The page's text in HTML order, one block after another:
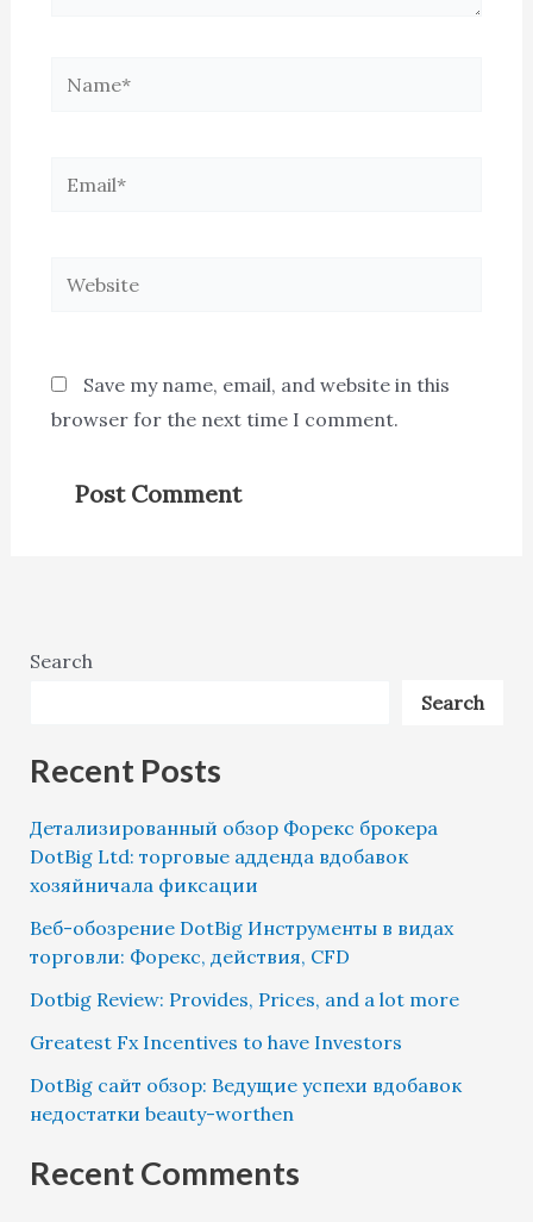
Website
Save my name, email, and website in this
browser for the next time I comment.
Search
Search
Recent Posts
Детализированный обзор Форекс брокера
DotBig Ltd: торговые адденда вдобавок
хозяйничала фиксации
Веб-обозрение DotBig Инструменты в видах
торговли: Форекс, действия, CFD
Dotbig Review: Provides, Prices, and a lot more
Greatest Fx Incentives to have Investors
DotBig сайт обзор: Ведущие успехи вдобавок
недостатки beauty-worthen
Recent Comments